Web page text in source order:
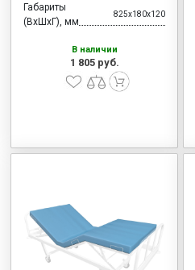
Габариты
(ВхШхГ), мм
825x180x120
В наличии
1 805 руб.